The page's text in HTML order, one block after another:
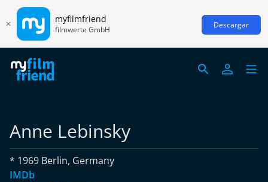
myfilmfriend
filmwerte GmbH Descargar
Anne Lebinsky
* 1969 Berlin, Germany
IMDb